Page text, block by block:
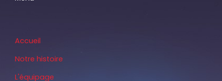
Accueil
Notre histoire
L'équipage